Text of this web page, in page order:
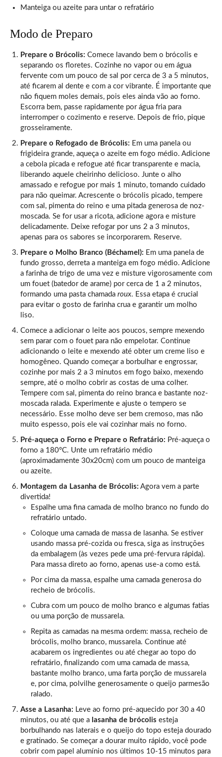
Manteiga ou azeite para untar o refratário
Modo de Preparo
Prepare o Brócolis: Comece lavando bem o brócolis e
separando os floretes. Cozinhe no vapor ou em água
fervente com um pouco de sal por cerca de 3 a 5 minutos,
até ficarem al dente e com a cor vibrante. É importante que
não fiquem moles demais, pois eles ainda vão ao forno.
Escorra bem, passe rapidamente por água fria para
interromper o cozimento e reserve. Depois de frio, pique
grosseiramente.
Prepare o Refogado de Brócolis: Em uma panela ou
frigideira grande, aqueça o azeite em fogo médio. Adicione
a cebola picada e refogue até ficar transparente e macia,
liberando aquele cheirinho delicioso. Junte o alho
amassado e refogue por mais 1 minuto, tomando cuidado
para não queimar. Acrescente o brócolis picado, tempere
com sal, pimenta do reino e uma pitada generosa de noz-
moscada. Se for usar a ricota, adicione agora e misture
delicadamente. Deixe refogar por uns 2 a 3 minutos,
apenas para os sabores se incorporarem. Reserve.
Prepare o Molho Branco (Béchamel): Em uma panela de
fundo grosso, derreta a manteiga em fogo médio. Adicione
a farinha de trigo de uma vez e misture vigorosamente com
um fouet (batedor de arame) por cerca de 1 a 2 minutos,
formando uma pasta chamada roux. Essa etapa é crucial
para evitar o gosto de farinha crua e garantir um molho
liso.
Comece a adicionar o leite aos poucos, sempre mexendo
sem parar com o fouet para não empelotar. Continue
adicionando o leite e mexendo até obter um creme liso e
homogêneo. Quando começar a borbulhar e engrossar,
cozinhe por mais 2 a 3 minutos em fogo baixo, mexendo
sempre, até o molho cobrir as costas de uma colher.
Tempere com sal, pimenta do reino branca e bastante noz-
moscada ralada. Experimente e ajuste o tempero se
necessário. Esse molho deve ser bem cremoso, mas não
muito espesso, pois ele vai cozinhar mais no forno.
Pré-aqueça o Forno e Prepare o Refratário: Pré-aqueça o
forno a 180°C. Unte um refratário médio
(aproximadamente 30x20cm) com um pouco de manteiga
ou azeite.
Montagem da Lasanha de Brócolis: Agora vem a parte
divertida!
Espalhe uma fina camada de molho branco no fundo do
refratário untado.
Coloque uma camada de massa de lasanha. Se estiver
usando massa pré-cozida ou fresca, siga as instruções
da embalagem (às vezes pede uma pré-fervura rápida).
Para massa direto ao forno, apenas use-a como está.
Por cima da massa, espalhe uma camada generosa do
recheio de brócolis.
Cubra com um pouco de molho branco e algumas fatias
ou uma porção de mussarela.
Repita as camadas na mesma ordem: massa, recheio de
brócolis, molho branco, mussarela. Continue até
acabarem os ingredientes ou até chegar ao topo do
refratário, finalizando com uma camada de massa,
bastante molho branco, uma farta porção de mussarela
e, por cima, polvilhe generosamente o queijo parmesão
ralado.
Asse a Lasanha: Leve ao forno pré-aquecido por 30 a 40
minutos, ou até que a lasanha de brócolis esteja
borbulhando nas laterais e o queijo do topo esteja dourado
e gratinado. Se começar a dourar muito rápido, você pode
cobrir com papel alumínio nos últimos 10-15 minutos para